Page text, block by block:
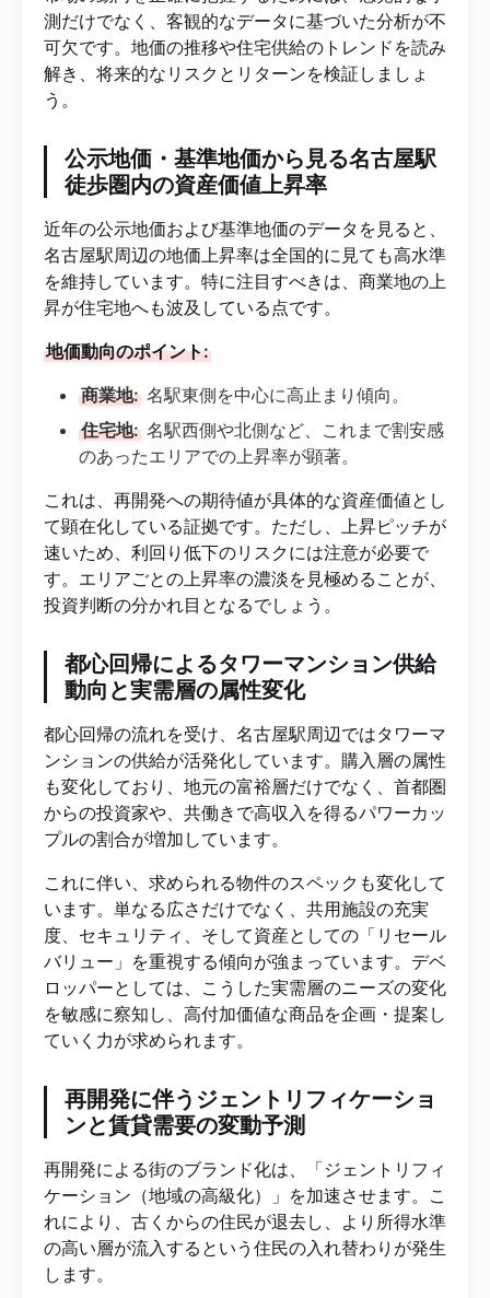
測だけでなく、客観的なデータに基づいた分析が不
可欠です。地価の推移や住宅供給のトレンドを読み
解き、将来的なリスクとリターンを検証しましょ
う。
公示地価・基準地価から見る名古屋駅
徒歩圏内の資産価値上昇率
近年の公示地価および基準地価のデータを見ると、
名古屋駅周辺の地価上昇率は全国的に見ても高水準
を維持しています。特に注目すべきは、商業地の上
昇が住宅地へも波及している点です。
地価動向のポイント:
商業地: 名駅東側を中心に高止まり傾向。
住宅地: 名駅西側や北側など、これまで割安感
のあったエリアでの上昇率が顕著。
これは、再開発への期待値が具体的な資産価値とし
て顕在化している証拠です。ただし、上昇ピッチが
速いため、利回り低下のリスクには注意が必要で
す。エリアごとの上昇率の濃淡を見極めることが、
投資判断の分かれ目となるでしょう。
都心回帰によるタワーマンション供給
動向と実需層の属性変化
都心回帰の流れを受け、名古屋駅周辺ではタワーマ
ンションの供給が活発化しています。購入層の属性
も変化しており、地元の富裕層だけでなく、首都圏
からの投資家や、共働きで高収入を得るパワーカッ
プルの割合が増加しています。
これに伴い、求められる物件のスペックも変化して
います。単なる広さだけでなく、共用施設の充実
度、セキュリティ、そして資産としての「リセール
バリュー」を重視する傾向が強まっています。デベ
ロッパーとしては、こうした実需層のニーズの変化
を敏感に察知し、高付加価値な商品を企画・提案し
ていく力が求められます。
再開発に伴うジェントリフィケーショ
ンと賃貸需要の変動予測
再開発による街のブランド化は、「ジェントリフィ
ケーション（地域の高級化）」を加速させます。こ
れにより、古くからの住民が退去し、より所得水準
の高い層が流入するという住民の入れ替わりが発生
します。